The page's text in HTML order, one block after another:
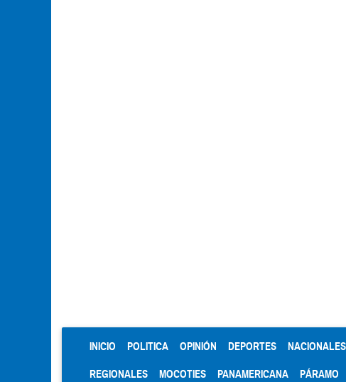
INICIO (CURRENT)
POLITICA OPINIÓN DEPORTES NACIONALES
REGIONALES MOCOTIES PANAMERICANA PÁRAMO